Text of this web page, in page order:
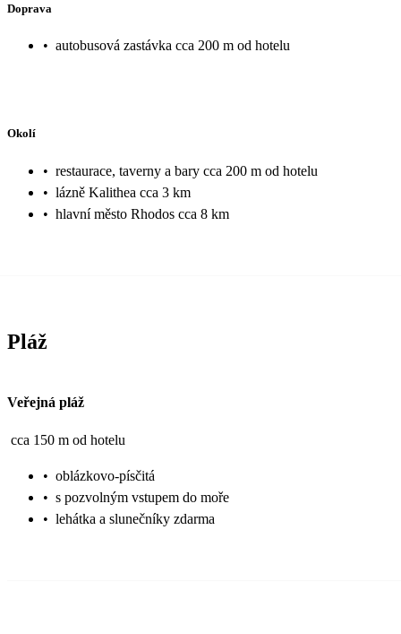
Doprava
• autobusová zastávka cca 200 m od hotelu
Okolí
• restaurace, taverny a bary cca 200 m od hotelu
• lázně Kalithea cca 3 km
• hlavní město Rhodos cca 8 km
Pláž
Veřejná pláž
cca 150 m od hotelu
• oblázkovo-písčitá
• s pozvolným vstupem do moře
• lehátka a slunečníky zdarma